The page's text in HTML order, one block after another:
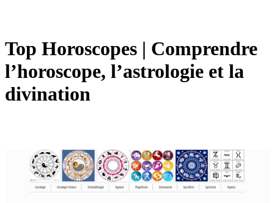
Top Horoscopes | Comprendre
l’horoscope, l’astrologie et la
divination